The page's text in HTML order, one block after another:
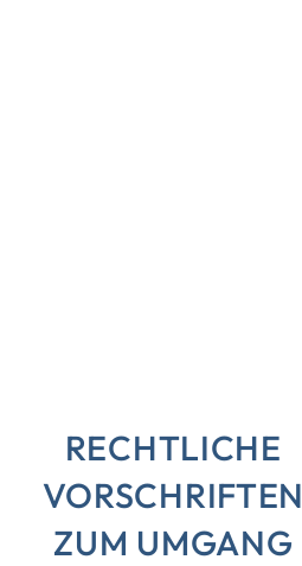
RECHTLICHE
VORSCHRIFTEN
ZUM UMGANG